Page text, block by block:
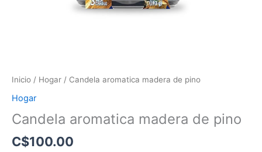
Inicio / Hogar / Candela aromatica madera de pino
Hogar
Candela aromatica madera de pino
C$100.00